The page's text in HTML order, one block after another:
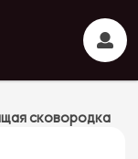
сковородка